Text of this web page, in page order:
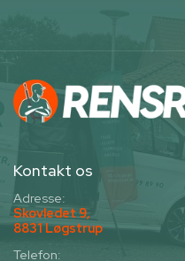
Kontakt os
Adresse:
Skovledet 9,
8831 Løgstrup
Telefon: